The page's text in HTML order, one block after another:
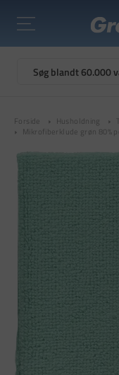
Forside Husholdning
Mikrofiberklude grøn 80%